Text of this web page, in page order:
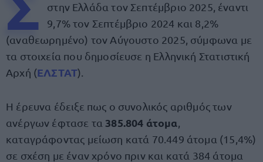
στην Ελλάδα τον Σεπτέμβριο 2025, έναντι
9,7% τον Σεπτέμβριο 2024 και 8,2%
(αναθεωρημένο) τον Αύγουστο 2025, σύμφωνα με
τα στοιχεία που δημοσίευσε η Ελληνική Στατιστική
Αρχή (ΕΛΣΤΑΤ).
Η έρευνα έδειξε πως ο συνολικός αριθμός των
ανέργων έφτασε τα 385.804 άτομα
καταγράφοντας μείωση κατά 70.449 άτομα (15,4%)
σε σχέση με έναν χρόνο πριν και κατά 384 άτομα